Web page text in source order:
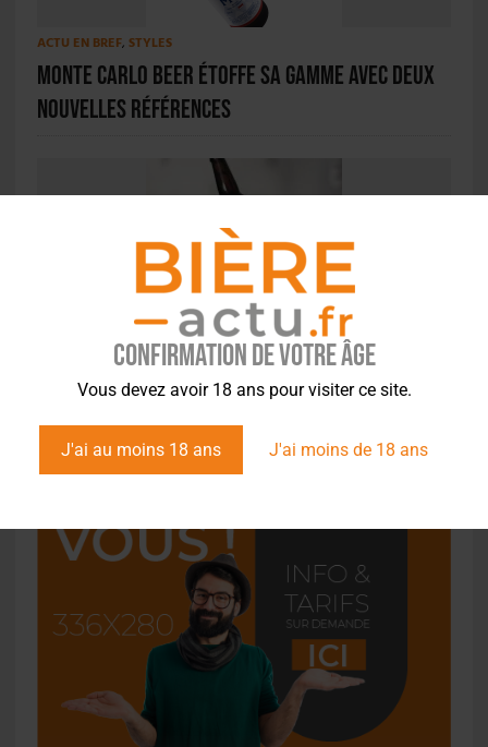
Confirmation de votre âge
Vous devez avoir 18 ans pour visiter ce site.
J'ai au moins 18 ans J'ai moins de 18 ans
ACTU EN BREF, STYLES
Monte Carlo Beer étoffe sa gamme avec deux
nouvelles références
BRASSERIES
La Klaak s’en est prise une